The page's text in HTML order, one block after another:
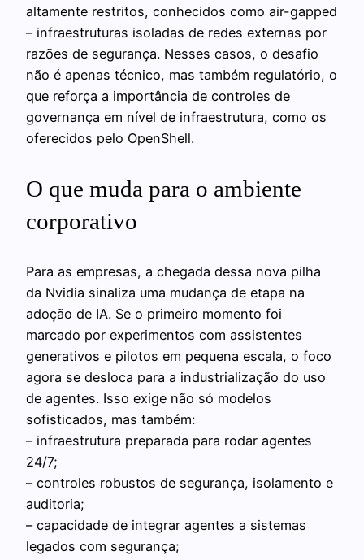
altamente restritos, conhecidos como air-gapped
– infraestruturas isoladas de redes externas por
razões de segurança. Nesses casos, o desafio
não é apenas técnico, mas também regulatório, o
que reforça a importância de controles de
governança em nível de infraestrutura, como os
oferecidos pelo OpenShell.
O que muda para o ambiente
corporativo
Para as empresas, a chegada dessa nova pilha
da Nvidia sinaliza uma mudança de etapa na
adoção de IA. Se o primeiro momento foi
marcado por experimentos com assistentes
generativos e pilotos em pequena escala, o foco
agora se desloca para a industrialização do uso
de agentes. Isso exige não só modelos
sofisticados, mas também:
– infraestrutura preparada para rodar agentes
24/7;
– controles robustos de segurança, isolamento e
auditoria;
– capacidade de integrar agentes a sistemas
legados com segurança;